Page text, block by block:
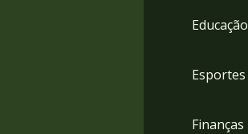
Educação
Esportes
Finanças